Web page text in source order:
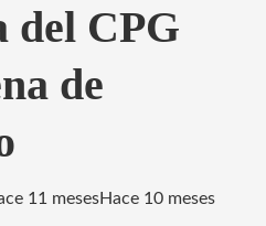
del CPG
de
11 mesesHace 10 meses